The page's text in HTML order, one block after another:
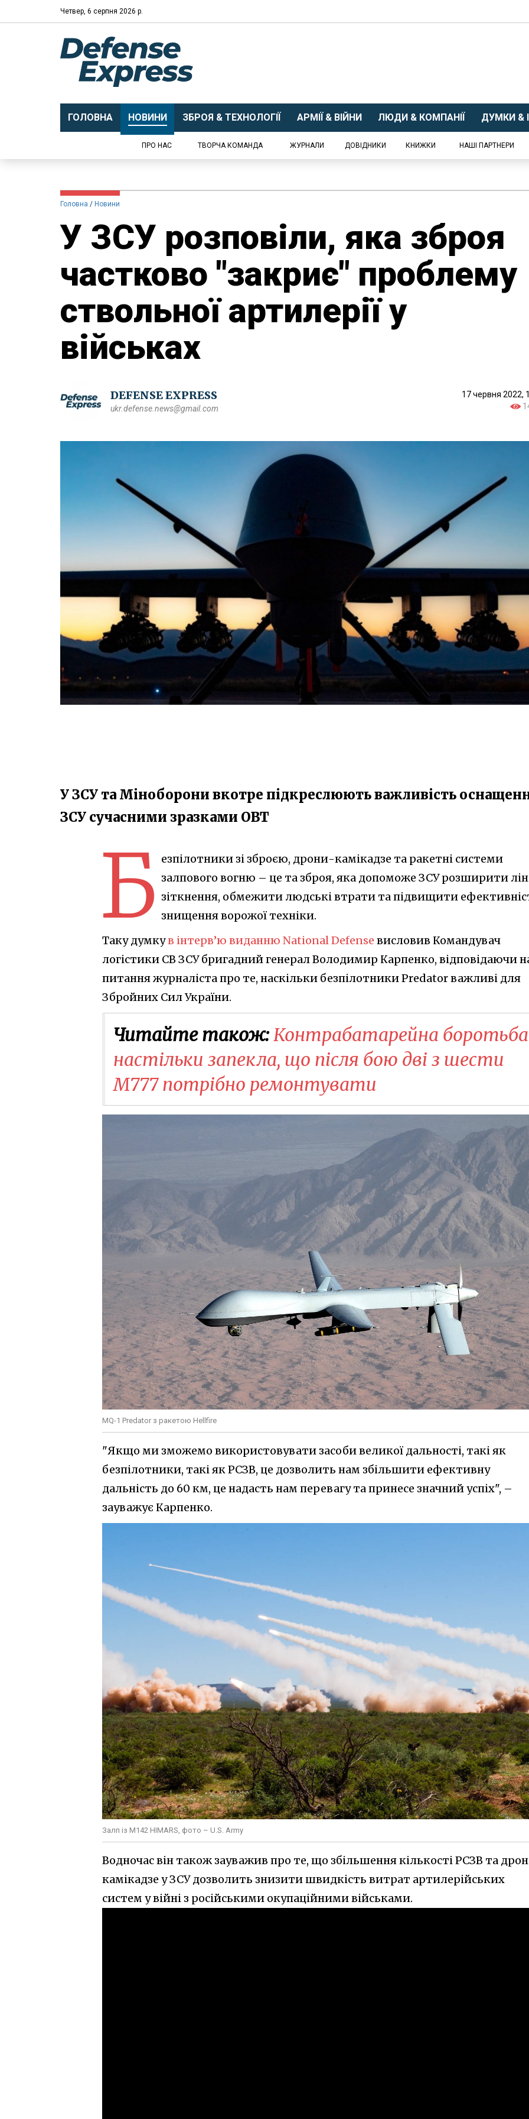
Четвер, 6 серпня 2026 р.
ГОЛОВНА НОВИНИ ЗБРОЯ & ТЕХНОЛОГІЇ АРМІЇ & ВІЙНИ ЛЮДИ & КОМПАНІЇ ДУМКИ &
ПРО НАС ТВОРЧА КОМАНДА ЖУРНАЛИ ДОВІДНИКИ КНИЖКИ НАШІ ПАРТНЕРИ
Головна Новини
У ЗСУ розповіли, яка зброя
частково "закриє" проблему
ствольної артилерії у
військах
DEFENSE EXPRESS
ukr.defense.news@gmail.com
17 червня 2022,
У ЗСУ та Міноборони вкотре підкреслюють важливість
ЗСУ сучасними зразками ОВТ
Б езпілотники зі зброєю, дрони-камікадзе та ракетні системи
залпового вогню – це та зброя, яка допоможе ЗСУ розширити
зіткнення, обмежити людські втрати та підвищити
знищення ворожої техніки.
Таку думкув інтерв’ю виданню National Defense висловив Командувач
логістики СВ ЗСУ бригадний генерал Володимир Карпенко, відповідаючи
питання журналіста про те, наскільки безпілотники Predator важливі для
Збройних Сил України.
Читайте також:Контрабатарейна боротьба
настільки запекла, що після бою дві з шести
М777 потрібно ремонтувати
MQ-1 Predator з ракетою Hellfire
"Якщо ми зможемо використовувати засоби великої дальності, такі як
безпілотники, такі як РСЗВ, це дозволить нам збільшити ефективну
дальність до 60 км, це надасть нам перевагу та принесе значний успіх", –
зауважує Карпенко.
Залп із M142 HIMARS, фото – U.S. Army
Водночас він також зауважив про те, що збільшення кількості РСЗВ та
камікадзе у ЗСУ дозволить знизити швидкість витрат артилерійських
систем у війні з російськими окупаційними військами.